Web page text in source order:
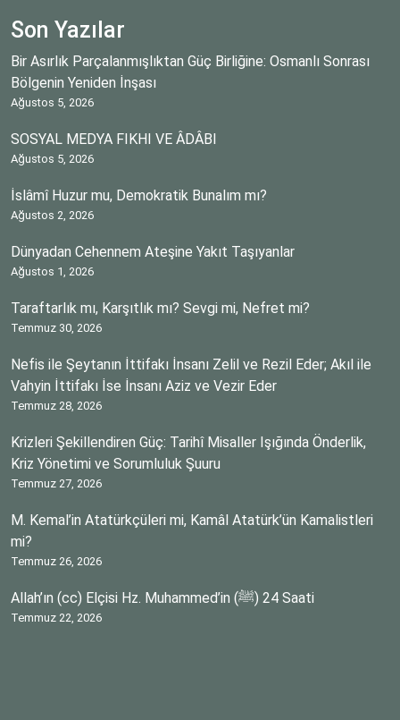
Son Yazılar
Bir Asırlık Parçalanmışlıktan Güç Birliğine: Osmanlı Sonrası
Bölgenin Yeniden İnşası
Ağustos 5, 2026
SOSYAL MEDYA FIKHI VE ÂDÂBI
Ağustos 5, 2026
İslâmî Huzur mu, Demokratik Bunalım mı?
Ağustos 2, 2026
Dünyadan Cehennem Ateşine Yakıt Taşıyanlar
Ağustos 1, 2026
Taraftarlık mı, Karşıtlık mı? Sevgi mi, Nefret mi?
Temmuz 30, 2026
Nefis ile Şeytanın İttifakı İnsanı Zelil ve Rezil Eder; Akıl ile
Vahyin İttifakı İse İnsanı Aziz ve Vezir Eder
Temmuz 28, 2026
Krizleri Şekillendiren Güç: Tarihî Misaller Işığında Önderlik,
Kriz Yönetimi ve Sorumluluk Şuuru
Temmuz 27, 2026
M. Kemal’in Atatürkçüleri mi, Kamâl Atatürk’ün Kamalistleri
mi?
Temmuz 26, 2026
Allah’ın (cc) Elçisi Hz. Muhammed’in (ﷺ) 24 Saati
Temmuz 22, 2026